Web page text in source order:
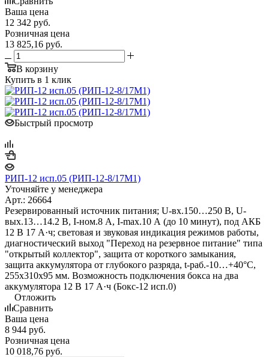
Ваша цена
12 342 руб.
Розничная цена
13 825,16 руб.
В корзину
Купить в 1 клик
Быстрый просмотр
РИП-12 исп.05 (РИП-12-8/17М1)
Уточняйте у менеджера
Арт.: 26664
Резервированный источник питания; U-вх.150…250 В, U-
вых.13…14.2 В, I-ном.8 А, I-max.10 А (до 10 минут), под АКБ
12 В 17 А·ч; световая и звуковая индикация режимов работы,
диагностический выход "Переход на резервное питание" типа
"открытый коллектор", защита от короткого замыкания,
защита аккумулятора от глубокого разряда, t-раб.-10…+40°С,
255х310х95 мм. Возможность подключения бокса на два
аккумулятора 12 В 17 А·ч (Бокс-12 исп.0)
Отложить
Сравнить
Ваша цена
8 944 руб.
Розничная цена
10 018,76 руб.